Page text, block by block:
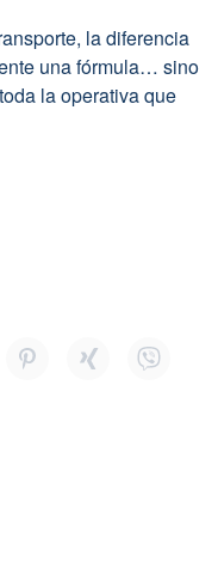
la diferencia
una fórmula… sino
la operativa que